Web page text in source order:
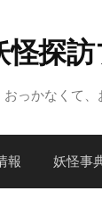
怪探
っかなくて、
報 妖怪事